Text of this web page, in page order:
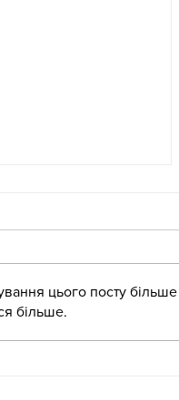
для
цього посту
більше.